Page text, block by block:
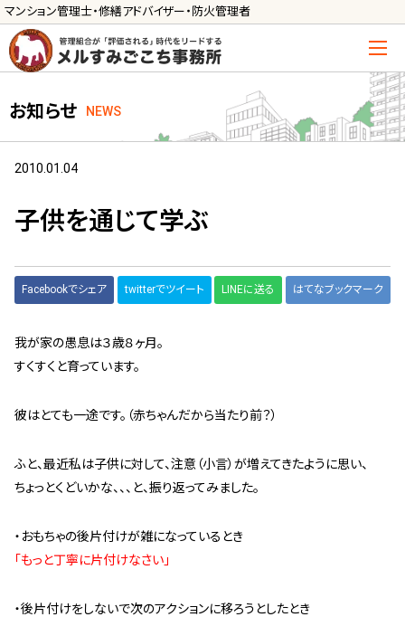
マンション管理士・修繕アドバイザー・防火管理者
お知らせ NEWS
2010.01.04
子供を通じて学ぶ
Facebookでシェア twitterでツイート LINEに送る はてなブックマーク
我が家の愚息は３歳８ヶ月。
すくすくと育っています。
彼はとても一途です。（赤ちゃんだから当たり前？）
ふと、最近私は子供に対して、注意（小言）が増えてきたように思い、
ちょっとくどいかな、、、と、振り返ってみました。
・おもちゃの後片付けが雑になっているとき
「もっと丁寧に片付けなさい」
・後片付けをしないで次のアクションに移ろうとしたとき
管理士の活用方法
ご利用の流れ »
管理組合運営
メルのプロ理事長 »
管理契約見直しドクター »
長期修繕カウンセリングサービス »
大規模修繕のご意見番 »